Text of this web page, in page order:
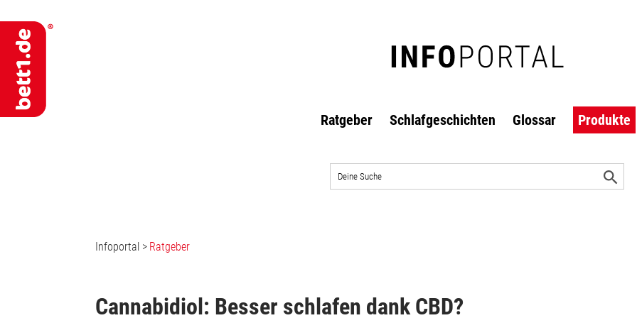
Ratgeber Schlafgeschichten Glossar Produkte
der
Infoportal > Ratgeber
Cannabidiol: Besser schlafen dank CBD?